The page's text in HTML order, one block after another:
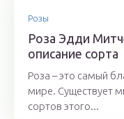
Розы
Роза Эдди
описание сорта
Роза – это самый
мире. Существует
сортов этого...